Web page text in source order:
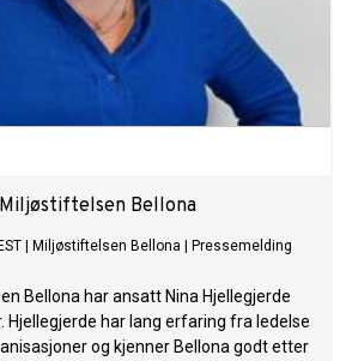
Bellona
Miljøstiftelsen Bellona Pressemelding
Bellona har ansatt Nina Hjellegjerde
Hjellegjerde har lang erfaring fra ledelse
og kjenner Bellona godt etter